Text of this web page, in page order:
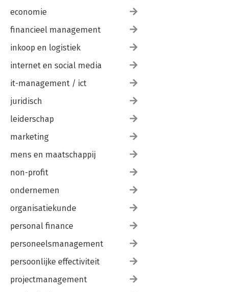
economie
financieel management
inkoop en logistiek
internet en social media
it-management / ict
juridisch
leiderschap
marketing
mens en maatschappij
non-profit
ondernemen
organisatiekunde
personal finance
personeelsmanagement
persoonlijke effectiviteit
projectmanagement